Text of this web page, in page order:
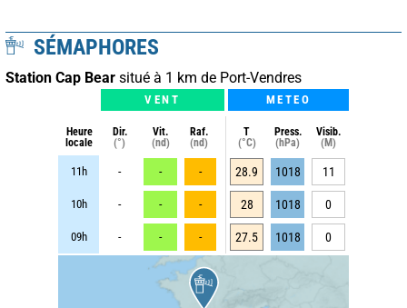
SÉMAPHORES
Station Cap Bear situé à 1 km de Port-Vendres
VENT METEO
Heure
locale
Dir.
(°)
Vit.
(nd)
Raf.
(nd)
T
(°C)
Press.
(hPa)
Visib.
(M)
11h - - - 28.9 1018 11
10h - - - 28 1018 0
09h - - - 27.5 1018 0